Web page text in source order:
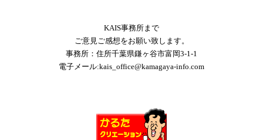
テアリング４輪車ロボット」の無線操縦講座
２０２２年８月７日 中央公民館主催 青少
２０２２年度 西部小学校「わくわくクラ
KAIS事務所まで
ご意見ご感想をお願い致します。
事務所：住所千葉県鎌ヶ谷市富岡3-1-1
電子メール:kais_office@kamagaya-info.com